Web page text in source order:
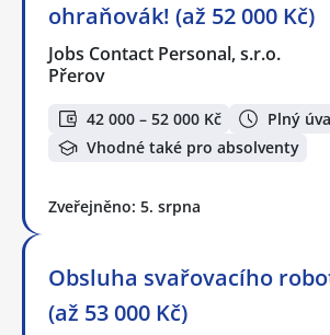
ohraňovák! (až 52 000 Kč)
Jobs Contact Personal, s.r.o.
Přerov
42 000 – 52 000 Kč
Plný
Vhodné také pro absolventy
Zveřejněno: 5. srpna
Obsluha svařovacího
(až 53 000 Kč)